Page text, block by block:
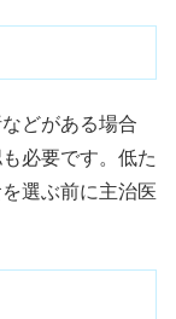
どがある場合
必要です。低た
選ぶ前に主治医